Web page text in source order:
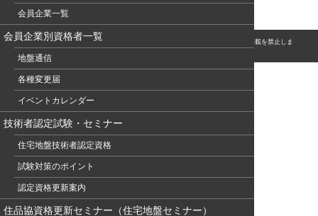
会員企業一覧
会員企業別資格者一覧
地盤通信
各種変更届
イベントカレンダー
技術者認定試験・セミナー
住宅地盤技術者認定資格
試験対策のポイント
認定資格更新案内
住品協資格更新セミナー（住宅地盤セミナー）
© このホームページの著作権は、NPO 住宅地盤品質協会に属します。無断転用・転載を禁止しま